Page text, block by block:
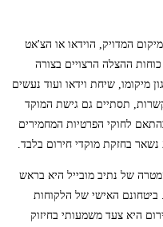
המדויק, הוידאו או הצ'אט
ההצלה הרצויים בצורה
מיקומו, שיחת וידאו ועוד נעשים
תסתיים גם גישת המוקד
לחוקי הפרטיות המחמירים
בחזקת מוקדי חירום בלבד.
של נתיב מובייל היא בראש
ביטחונם האישי של הלקוחות
היא צעד משמעותי בחיזוק